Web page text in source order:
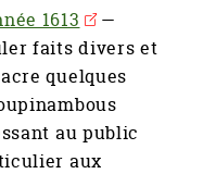
1613
—
faits divers et
quelques
au public
aux